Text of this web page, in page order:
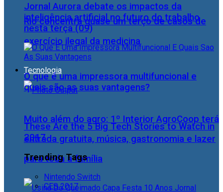
Rio concentra quase um terço de casos de
exercício ilegal da medicina
Tecnologia
Muito além do agro: 1º Interior AgroCoop terá
entrada gratuita, música, gastronomia e lazer
para toda a família
Jornal Aurora debate os impactos da
inteligência artificial no futuro do trabalho
nesta terça (09)
O que é uma impressora multifuncional e
quais são as suas vantagens?
These Are the 5 Big Tech Stories to Watch in
2017
Trending Tags
Nintendo Switch
CES 2017